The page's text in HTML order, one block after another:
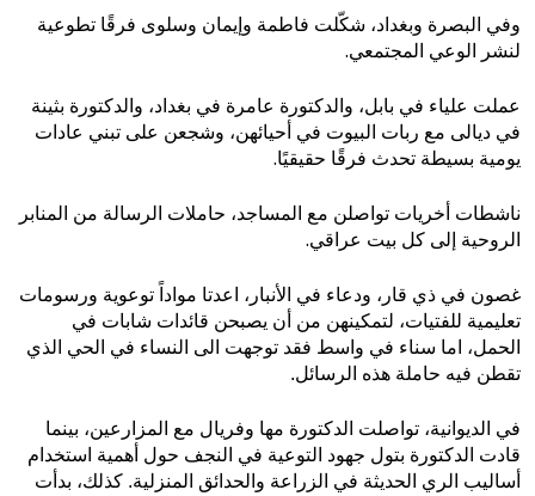
وفي البصرة وبغداد، شكّلت فاطمة وإيمان وسلوى فرقًا تطوعية
لنشر الوعي المجتمعي.
عملت علياء في بابل، والدكتورة عامرة في بغداد، والدكتورة بثينة
في ديالى مع ربات البيوت في أحيائهن، وشجعن على تبني عادات
يومية بسيطة تحدث فرقًا حقيقيًا.
ناشطات أخريات تواصلن مع المساجد، حاملات الرسالة من المنابر
الروحية إلى كل بيت عراقي.
غصون في ذي قار، ودعاء في الأنبار، اعدتا مواداً توعوية ورسومات
تعليمية للفتيات، لتمكينهن من أن يصبحن قائدات شابات في
الحمل، اما سناء في واسط فقد توجهت الى النساء في الحي الذي
تقطن فيه حاملة هذه الرسائل.
في الديوانية، تواصلت الدكتورة مها وفريال مع المزارعين، بينما
قادت الدكتورة بتول جهود التوعية في النجف حول أهمية استخدام
أساليب الري الحديثة في الزراعة والحدائق المنزلية. كذلك، بدأت